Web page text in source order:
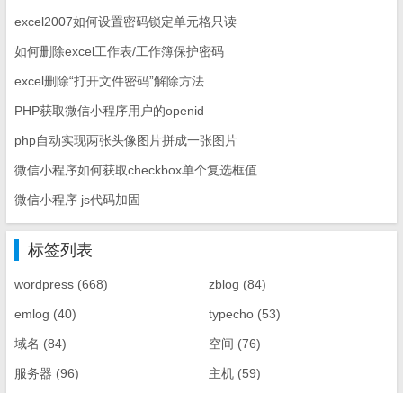
excel2007如何设置密码锁定单元格只读
如何删除excel工作表/工作簿保护密码
excel删除“打开文件密码”解除方法
PHP获取微信小程序用户的openid
php自动实现两张头像图片拼成一张图片
微信小程序如何获取checkbox单个复选框值
微信小程序 js代码加固
标签列表
wordpress (668) zblog (84)
emlog (40) typecho (53)
域名 (84) 空间 (76)
服务器 (96) 主机 (59)